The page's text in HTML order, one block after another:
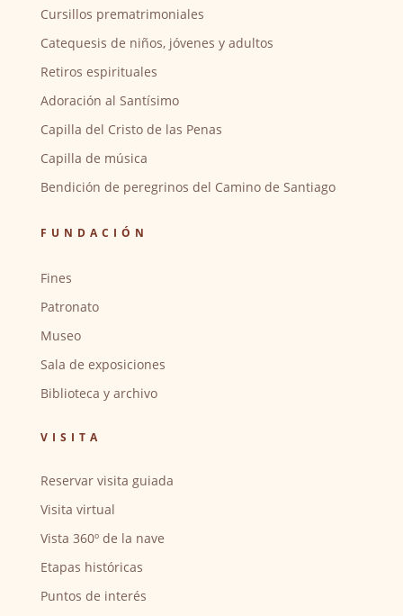
Cursillos prematrimoniales
Catequesis de niños, jóvenes y adultos
Retiros espirituales
Adoración al Santísimo
Capilla del Cristo de las Penas
Capilla de música
Bendición de peregrinos del Camino de Santiago
FUNDACIÓN
Fines
Patronato
Museo
Sala de exposiciones
Biblioteca y archivo
VISITA
Reservar visita guiada
Visita virtual
Vista 360º de la nave
Etapas históricas
Puntos de interés